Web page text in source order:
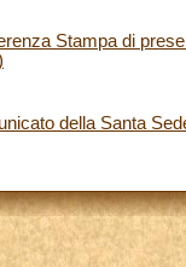
Stampa di
della Santa